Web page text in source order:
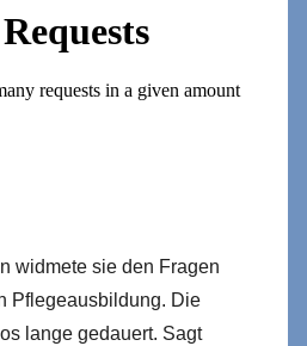
widmete sie den Fragen
Pflegeausbildung. Die
lange gedauert. Sagt